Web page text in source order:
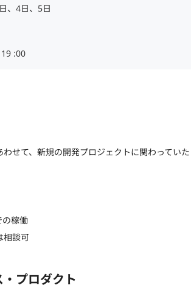
、4日、5日
:00
わせて、新規の開発プロジェクトに関わっていた
の稼働
相談可
プロダクト